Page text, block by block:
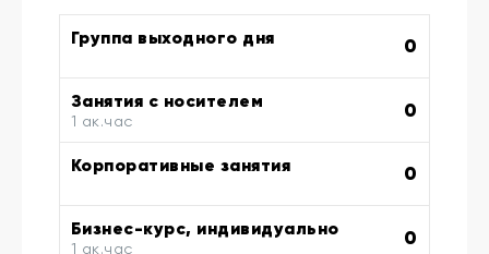
Группа выходного дня 0
Занятия с носителем
1 ак.час 0
Корпоративные занятия 0
Бизнес-курс, индивидуально
1 ак.час 0